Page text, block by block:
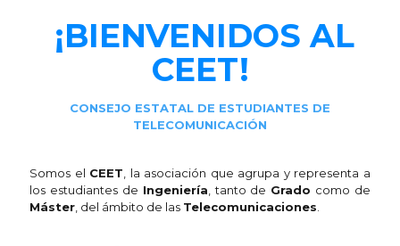
¡BIENVENIDOS AL
CEET!
CONSEJO ESTATAL DE ESTUDIANTES DE
TELECOMUNICACIÓN
Somos el CEET , la asociación que agrupa y representa a
los estudiantes de Ingeniería , tanto de Grado como de
Máster , del ámbito de las Telecomunicaciones